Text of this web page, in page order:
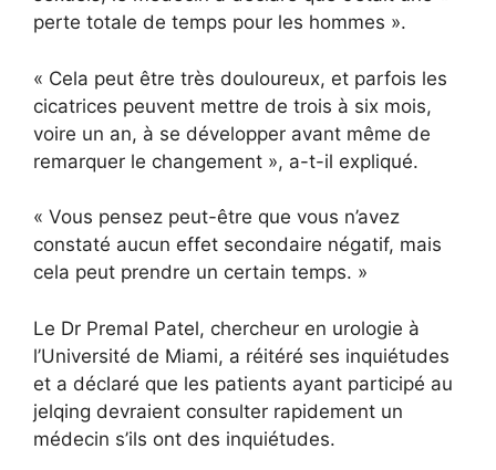
perte totale de temps pour les hommes ».
« Cela peut être très douloureux, et parfois les
cicatrices peuvent mettre de trois à six mois,
voire un an, à se développer avant même de
remarquer le changement », a-t-il expliqué.
« Vous pensez peut-être que vous n’avez
constaté aucun effet secondaire négatif, mais
cela peut prendre un certain temps. »
Le Dr Premal Patel, chercheur en urologie à
l’Université de Miami, a réitéré ses inquiétudes
et a déclaré que les patients ayant participé au
jelqing devraient consulter rapidement un
médecin s’ils ont des inquiétudes.